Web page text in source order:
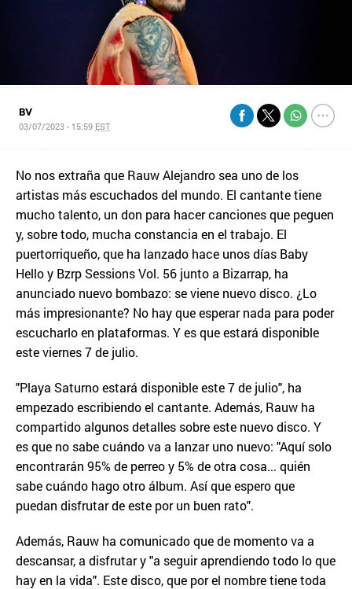
BV
03/07/2023 - 15:59 EST
No nos extraña que Rauw Alejandro sea uno de los
artistas más escuchados del mundo. El cantante tiene
mucho talento, un don para hacer canciones que peguen
y, sobre todo, mucha constancia en el trabajo. El
puertorriqueño, que ha lanzado hace unos días Baby
Hello y Bzrp Sessions Vol. 56 junto a Bizarrap, ha
anunciado nuevo bombazo: se viene nuevo disco. ¿Lo
más impresionante? No hay que esperar nada para poder
escucharlo en plataformas. Y es que estará disponible
este viernes 7 de julio.
"Playa Saturno estará disponible este 7 de julio", ha
empezado escribiendo el cantante. Además, Rauw ha
compartido algunos detalles sobre este nuevo disco. Y
es que no sabe cuándo va a lanzar uno nuevo: "Aquí solo
encontrarán 95% de perreo y 5% de otra cosa... quién
sabe cuándo hago otro álbum. Así que espero que
puedan disfrutar de este por un buen rato".
Además, Rauw ha comunicado que de momento va a
descansar, a disfrutar y "a seguir aprendiendo todo lo que
hay en la vida". Este disco, que por el nombre tiene toda